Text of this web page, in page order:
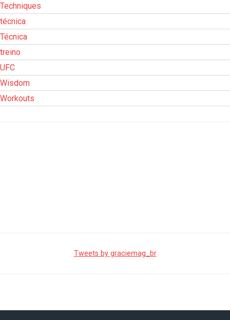
Techniques
técnica
Técnica
treino
UFC
Wisdom
Workouts
Tweets by graciemag_br